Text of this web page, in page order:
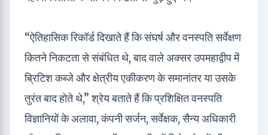
“ऐतिहासिक रिकॉर्ड दिखाते हैं कि संघर्ष और वनस्पति सर्वेक्षण
कितने निकटता से संबंधित थे, बाद वाले अक्सर उपमहाद्वीप में
ब्रिटिश कब्जे और क्षेत्रीय एकीकरण के समानांतर या उसके
तुरंत बाद होते थे,” श्रेय बताते हैं कि प्रशिक्षित वनस्पति
विज्ञानियों के अलावा, कंपनी सर्जन, सर्वेक्षक, सैन्य अधिकारी